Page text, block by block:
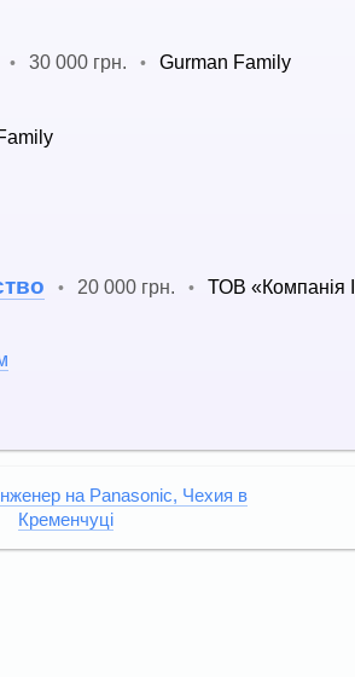
• 30 000 грн. •
Gurman Family
• 20 000 грн. •
ТОВ «Компанія
нa Рanasonic, Чехия в
Кременчуці